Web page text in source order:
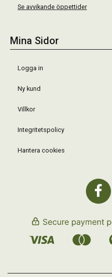
Se avvikande öppettider
Mina Sidor
Logga in
Ny kund
Villkor
Integritetspolicy
Hantera cookies